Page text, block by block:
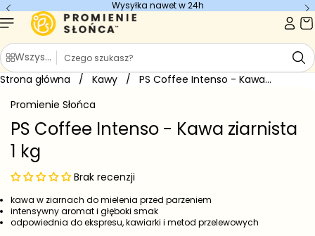
treści
Wysyłka nawet w 24h
Wszystkie kategorie
S
z
u
a
j
Strona główna / Kawy / PS Coffee Intenso - Kawa...
Przejdź do
o
Promienie Słońca
PS Coffee Intenso - Kawa ziarnista
1 kg
Brak recenzji
kawa w ziarnach do mielenia przed parzeniem
intensywny aromat i głęboki smak
odpowiednia do ekspresu, kawiarki i metod przelewowych